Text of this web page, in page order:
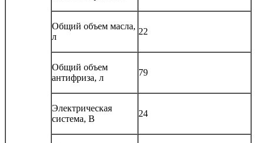
Общий объем масла,
л
22
Общий объем
антифриза, л
79
Электрическая
система, В
24